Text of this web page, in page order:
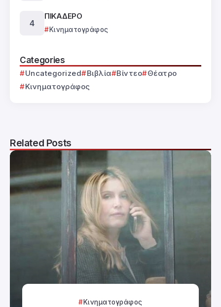
ΠΙΚΑΔΕΡΟ
Κινηματογράφος
Categories
Uncategorized Βιβλία Βίντεο
Θέατρο
Κινηματογράφος
Related Posts
Κινηματογράφος